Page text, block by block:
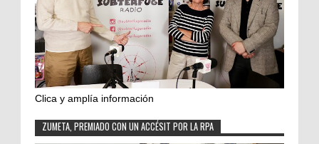
Clica y amplía información
ZUMETA, PREMIADO CON UN ACCÉSIT POR LA RPA